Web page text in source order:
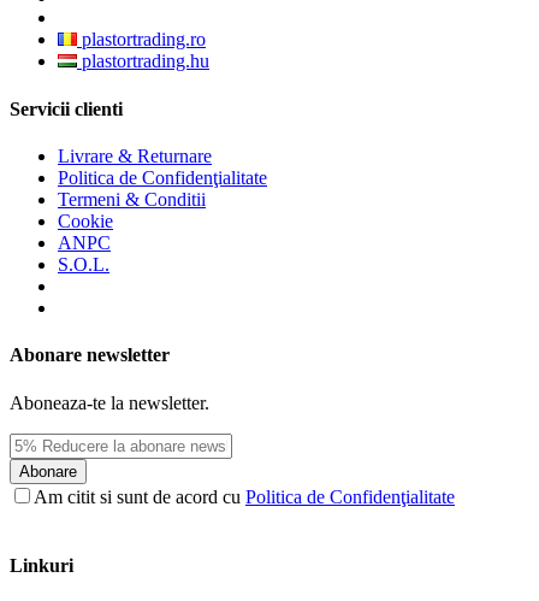
plastortrading.ro
plastortrading.hu
Servicii clienti
Livrare & Returnare
Politica de Confidenţialitate
Termeni & Conditii
Cookie
ANPC
S.O.L.
Abonare newsletter
Aboneaza-te la newsletter.
Abonare
Am citit si sunt de acord cu Politica de Confidenţialitate
Linkuri